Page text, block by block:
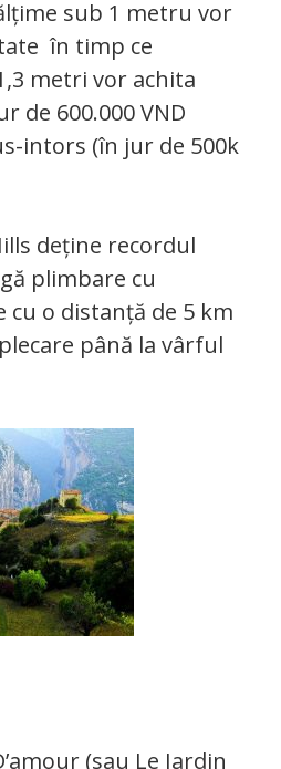
sub 1 metru vor
în timp ce
metri vor achita
de 600.000 VND
intors (în jur de 500k
deține recordul
plimbare cu
cu o distanță de 5 km
până la vârful
(sau Le Jardin